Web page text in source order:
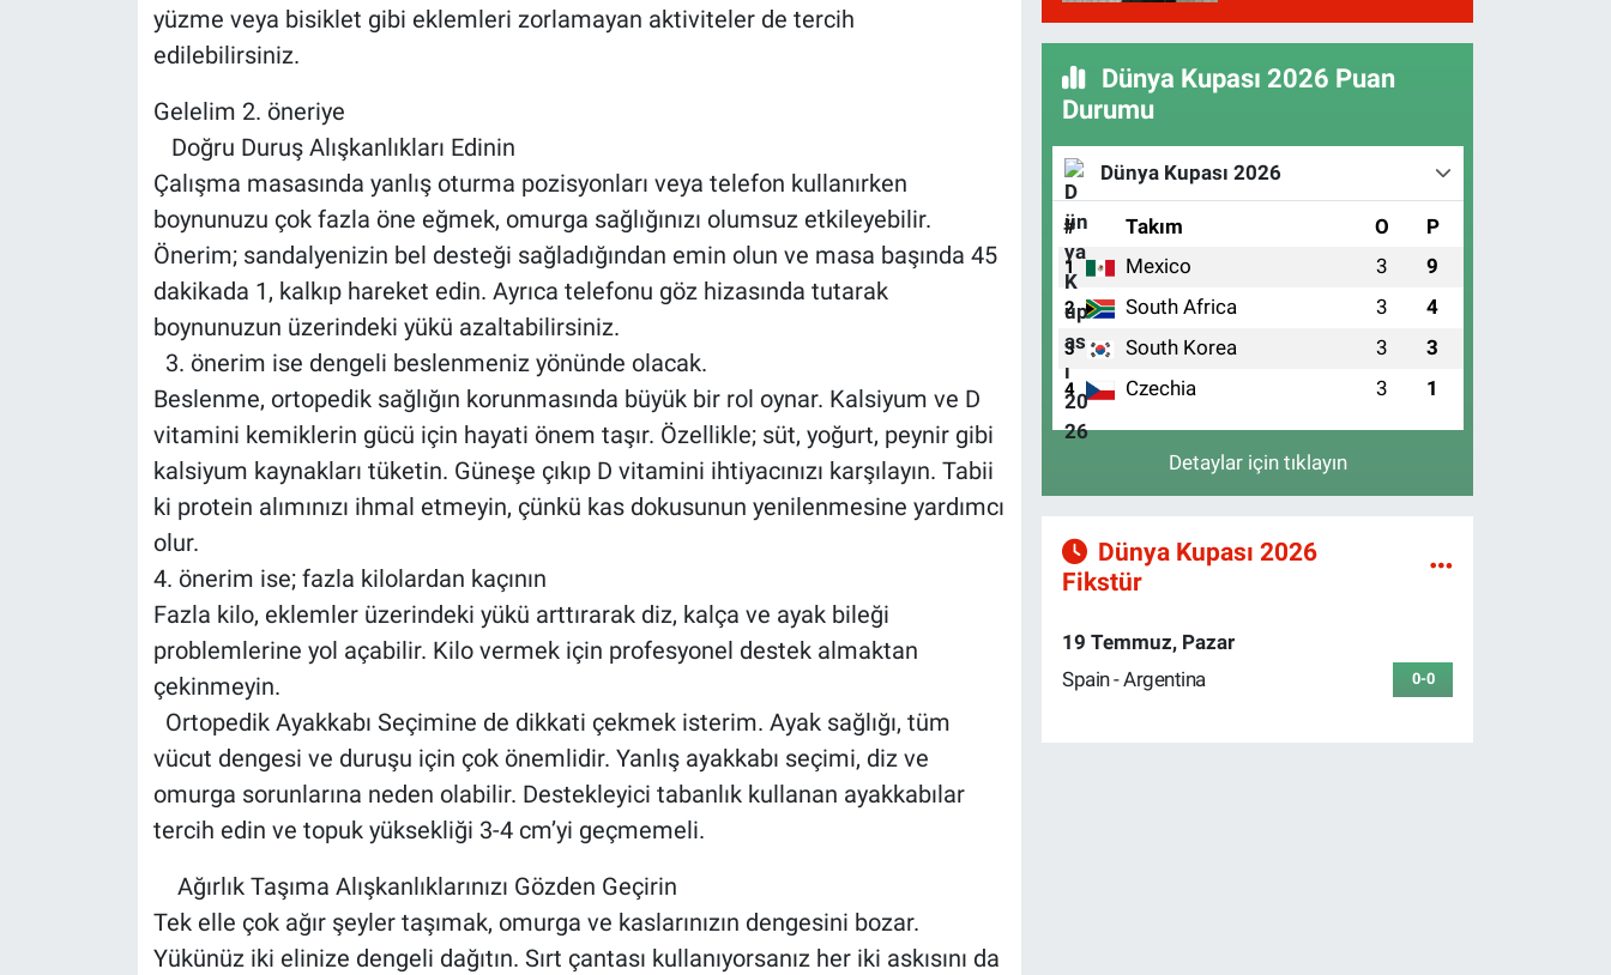
yüzme veya bisiklet gibi eklemleri zorlamayan aktiviteler de tercih
edilebilirsiniz.
Gelelim 2. öneriye
Doğru Duruş Alışkanlıkları Edinin
Çalışma masasında yanlış oturma pozisyonları veya telefon kullanırken
boynunuzu çok fazla öne eğmek, omurga sağlığınızı olumsuz etkileyebilir.
Önerim; sandalyenizin bel desteği sağladığından emin olun ve masa başında 45
dakikada 1, kalkıp hareket edin. Ayrıca telefonu göz hizasında tutarak
boynunuzun üzerindeki yükü azaltabilirsiniz.
3. önerim ise dengeli beslenmeniz yönünde olacak.
Beslenme, ortopedik sağlığın korunmasında büyük bir rol oynar. Kalsiyum ve D
vitamini kemiklerin gücü için hayati önem taşır. Özellikle; süt, yoğurt, peynir gibi
kalsiyum kaynakları tüketin. Güneşe çıkıp D vitamini ihtiyacınızı karşılayın. Tabii
ki protein alımınızı ihmal etmeyin, çünkü kas dokusunun yenilenmesine yardımcı
olur.
4. önerim ise; fazla kilolardan kaçının
Fazla kilo, eklemler üzerindeki yükü arttırarak diz, kalça ve ayak bileği
problemlerine yol açabilir. Kilo vermek için profesyonel destek almaktan
çekinmeyin.
Ortopedik Ayakkabı Seçimine de dikkati çekmek isterim. Ayak sağlığı, tüm
vücut dengesi ve duruşu için çok önemlidir. Yanlış ayakkabı seçimi, diz ve
omurga sorunlarına neden olabilir. Destekleyici tabanlık kullanan ayakkabılar
tercih edin ve topuk yüksekliği 3-4 cm’yi geçmemeli.
Ağırlık Taşıma Alışkanlıklarınızı Gözden Geçirin
Tek elle çok ağır şeyler taşımak, omurga ve kaslarınızın dengesini bozar.
Yükünüz iki elinize dengeli dağıtın. Sırt çantası kullanıyorsanız her iki askısını da
Dünya Kupası 2026 Puan
Durumu
Dünya Kupası 2026
# Takım O P
1 Mexico 3 9
2 South Africa 3 4
3 South Korea 3 3
4 Czechia 3 1
Detaylar için tıklayın
Dünya Kupası 2026
Fikstür
19 Temmuz, Pazar
Spain - Argentina
0-0